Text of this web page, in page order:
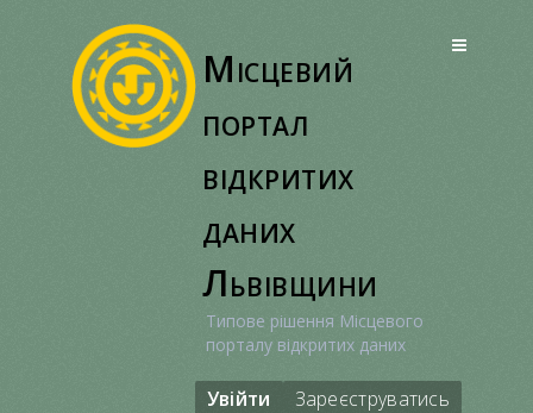
Місцевий
портал
відкритих
даних
Львівщини
Типове рішення Місцевого
порталу відкритих даних
Увійти Зареєструватись